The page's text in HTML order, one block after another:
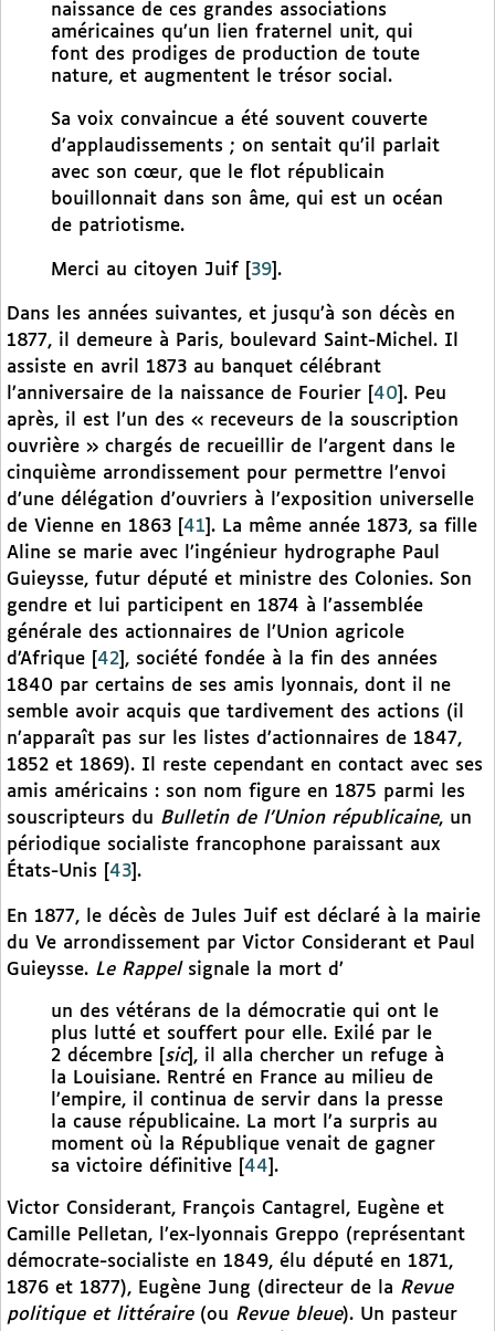
naissance de ces grandes associations
américaines qu’un lien fraternel unit, qui
font des prodiges de production de toute
nature, et augmentent le trésor social.
Sa voix convaincue a été souvent couverte
d’applaudissements ; on sentait qu’il parlait
avec son cœur, que le flot républicain
bouillonnait dans son âme, qui est un océan
de patriotisme.
Merci au citoyen Juif 39 .
Dans les années suivantes, et jusqu’à son décès en
1877, il demeure à Paris, boulevard Saint-Michel. Il
assiste en avril 1873 au banquet célébrant
l’anniversaire de la naissance de Fourier
40 . Peu
après, il est l’un des « receveurs de la souscription
ouvrière » chargés de recueillir de l’argent dans le
cinquième arrondissement pour permettre l’envoi
d’une délégation d’ouvriers à l’exposition universelle
de Vienne en 1863
41 . La même année 1873, sa fille
Aline se marie avec l’ingénieur hydrographe Paul
Guieysse, futur député et ministre des Colonies. Son
gendre et lui participent en 1874 à l’assemblée
générale des actionnaires de l’Union agricole
d’Afrique
42 , société fondée à la fin des années
1840 par certains de ses amis lyonnais, dont il ne
semble avoir acquis que tardivement des actions (il
n’apparaît pas sur les listes d’actionnaires de 1847,
1852 et 1869). Il reste cependant en contact avec ses
amis américains : son nom figure en 1875 parmi les
souscripteurs du Bulletin de l’Union républicaine, un
périodique socialiste francophone paraissant aux
États-Unis
43 .
En 1877, le décès de Jules Juif est déclaré à la mairie
du Ve arrondissement par Victor Considerant et Paul
Guieysse. Le Rappel signale la mort d’
un des vétérans de la démocratie qui ont le
plus lutté et souffert pour elle. Exilé par le
2 décembre [ sic], il alla chercher un refuge à
la Louisiane. Rentré en France au milieu de
l’empire, il continua de servir dans la presse
la cause républicaine. La mort l’a surpris au
moment où la République venait de gagner
sa victoire définitive
44 .
Victor Considerant, François Cantagrel, Eugène et
Camille Pelletan, l’ex-lyonnais Greppo (représentant
démocrate-socialiste en 1849, élu député en 1871,
1876 et 1877), Eugène Jung (directeur de la Revue
politique et littéraire (ou Revue bleue). Un pasteur